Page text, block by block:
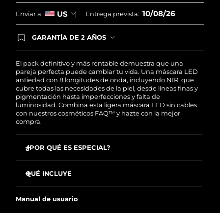
Enviar a: US Entrega prevista: 10/08/26
GARANTÍA DE 2 AÑOS
de tener algún problema durante los 2 años
posteriores a tu compra, FOREO te remplazará el
producto sin cargo alguno.
El pack definitivo y más rentable demuestra que una
pareja perfecta puede cambiar tu vida. Una máscara LED
antiedad con 8 longitudes de onda, incluyendo NIR, que
cubre todas las necesidades de la piel, desde líneas finas y
pigmentación hasta imperfecciones y falta de
luminosidad. Combina esta ligera máscara LED sin cables
con nuestros cosméticos FAQ™ y hazte con la mejor
compra.
¿POR QUÉ ES ESPECIAL?
32 % en solo 2 semanas.
Mejora significativamente la firmeza y elasticidad de la
QUÉ INCLUYE
FAQ™ Red Light Peptide Serum
Manual de usuario